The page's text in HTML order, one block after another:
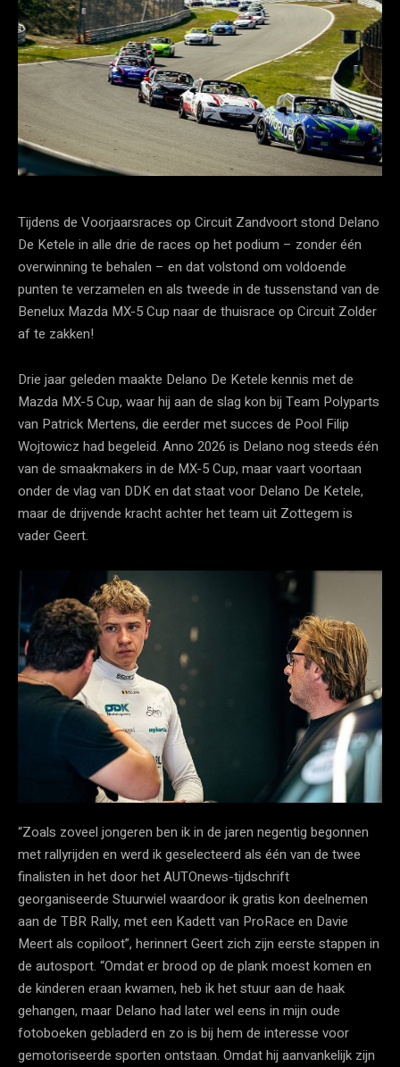
Tijdens de Voorjaarsraces op Circuit Zandvoort stond Delano
De Ketele in alle drie de races op het podium – zonder één
overwinning te behalen – en dat volstond om voldoende
punten te verzamelen en als tweede in de tussenstand van de
Benelux Mazda MX-5 Cup naar de thuisrace op Circuit Zolder
af te zakken!
Drie jaar geleden maakte Delano De Ketele kennis met de
Mazda MX-5 Cup, waar hij aan de slag kon bij Team Polyparts
van Patrick Mertens, die eerder met succes de Pool Filip
Wojtowicz had begeleid. Anno 2026 is Delano nog steeds één
van de smaakmakers in de MX-5 Cup, maar vaart voortaan
onder de vlag van DDK en dat staat voor Delano De Ketele,
maar de drijvende kracht achter het team uit Zottegem is
vader Geert.
“Zoals zoveel jongeren ben ik in de jaren negentig begonnen
met rallyrijden en werd ik geselecteerd als één van de twee
finalisten in het door het AUTOnews-tijdschrift
georganiseerde Stuurwiel waardoor ik gratis kon deelnemen
aan de TBR Rally, met een Kadett van ProRace en Davie
Meert als copiloot”, herinnert Geert zich zijn eerste stappen in
de autosport. “Omdat er brood op de plank moest komen en
de kinderen eraan kwamen, heb ik het stuur aan de haak
gehangen, maar Delano had later wel eens in mijn oude
fotoboeken gebladerd en zo is bij hem de interesse voor
gemotoriseerde sporten ontstaan. Omdat hij aanvankelijk zijn